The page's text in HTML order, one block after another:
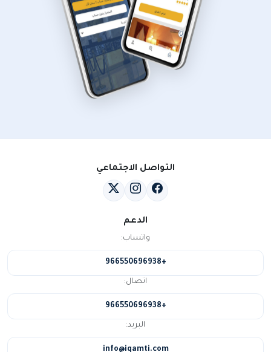
التواصل الاجتماعي
الدعم
واتساب:
+966550696938
اتصال:
+966550696938
البريد:
info@iqamti.com